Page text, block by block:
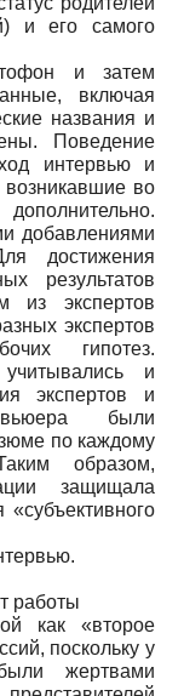
и его самого
и затем
включая
названия и
Поведение
интервью и
возникавшие во
добавлениями
достижения
результатов
из экспертов
экспертов
гипотез.
и
экспертов и
были
по каждому
образом,
защищала
работы
как «второе
поскольку у
жертвами